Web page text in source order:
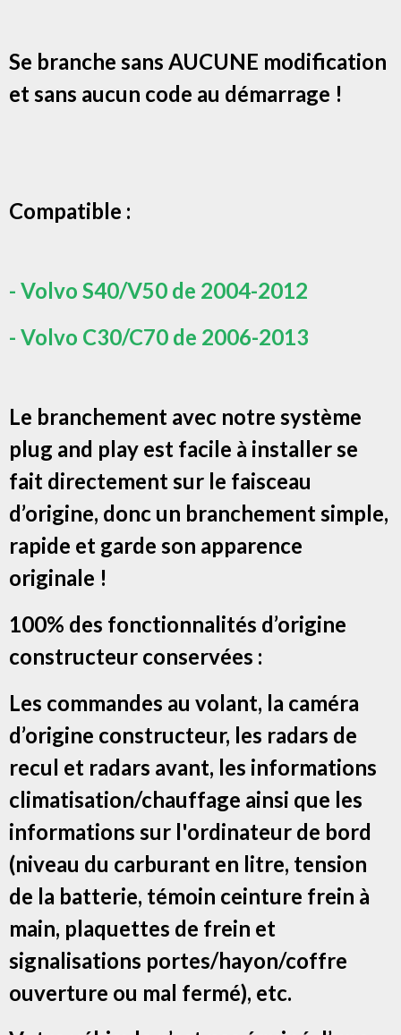
Se branche sans AUCUNE modification
et sans aucun code au démarrage !
Compatible :
- Volvo S40/V50 de 2004-2012
- Volvo C30/C70 de 2006-2013
Le branchement avec notre système
plug and play est facile à installer se
fait directement sur le faisceau
d’origine, donc un branchement simple,
rapide et garde son apparence
originale !
100% des fonctionnalités d’origine
constructeur conservées :
Les commandes au volant, la caméra
d’origine constructeur, les radars de
recul et radars avant, les informations
climatisation/chauffage ainsi que les
informations sur l'ordinateur de bord
(niveau du carburant en litre, tension
de la batterie, témoin ceinture frein à
main, plaquettes de frein et
signalisations portes/hayon/coffre
ouverture ou mal fermé), etc.